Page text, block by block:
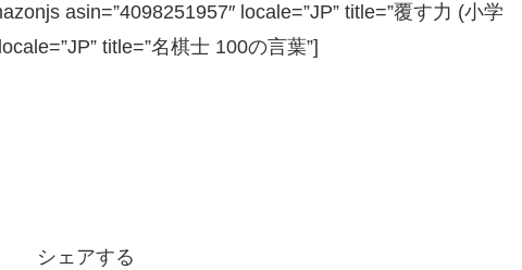
asin=”4098251957″ locale=”JP” title=”覆す力 (小学
title=”名棋士 100の言葉”]
シェアする